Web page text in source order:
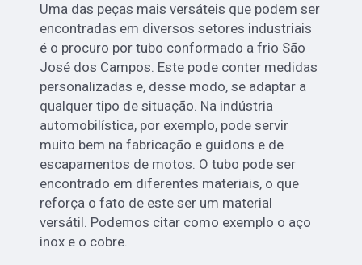
Uma das peças mais versáteis que podem ser
encontradas em diversos setores industriais
é o procuro por tubo conformado a frio São
José dos Campos. Este pode conter medidas
personalizadas e, desse modo, se adaptar a
qualquer tipo de situação. Na indústria
automobilística, por exemplo, pode servir
muito bem na fabricação e guidons e de
escapamentos de motos. O tubo pode ser
encontrado em diferentes materiais, o que
reforça o fato de este ser um material
versátil. Podemos citar como exemplo o aço
inox e o cobre.